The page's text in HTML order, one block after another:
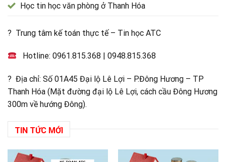
Học tin học văn phòng ở Thanh Hóa
? Trung tâm kế toán thực tế – Tin học ATC
Hotline:0961.815.368 |0948.815.368
? Địa chỉ: Số 01A45 Đại lộ Lê Lợi – P.Đông Hương – TP
Thanh Hóa (Mặt đường đại lộ Lê Lợi, cách cầu Đông Hương
300m về hướng Đông).
TIN TỨC MỚI